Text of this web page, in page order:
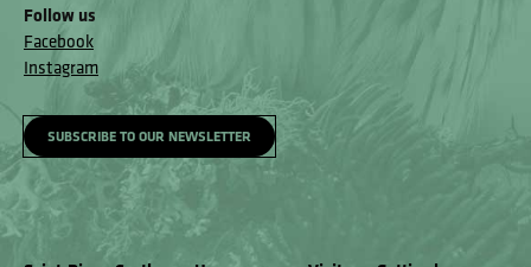
Follow us
Facebook
Instagram
SUBSCRIBE TO OUR NEWSLETTER